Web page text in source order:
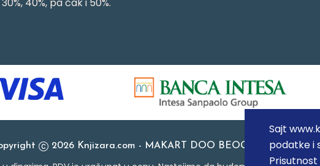
Sajt
podatke i
2026 Knjizara.com - MAKART DOO BEOGRAD (NOVI